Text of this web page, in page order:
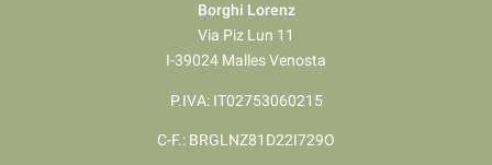
Borghi Lorenz
Via Piz Lun 11
I-39024 Malles Venosta
P.IVA: IT02753060215
C-F.: BRGLNZ81D22I729O